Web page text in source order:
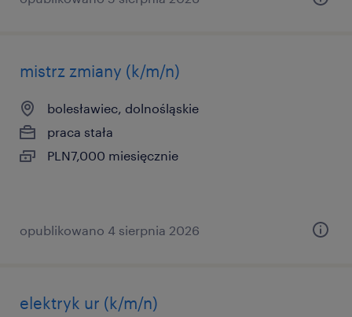
mistrz zmiany (k/m/n)
bolesławiec, dolnośląskie
praca stała
PLN7,000 miesięcznie
opublikowano 4 sierpnia 2026
elektryk ur (k/m/n)